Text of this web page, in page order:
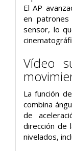
El AP
en
sensor, lo
Vídeo
La función
combina
de
dirección de
nivelados,